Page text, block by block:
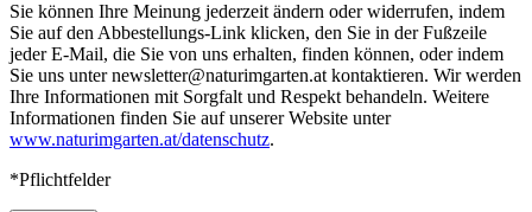
Sie können Ihre Meinung jederzeit ändern oder widerrufen, indem
Sie auf den Abbestellungs-Link klicken, den Sie in der Fußzeile
jeder E-Mail, die Sie von uns erhalten, finden können, oder indem
Sie uns unter newsletter@naturimgarten.at kontaktieren. Wir werden
Ihre Informationen mit Sorgfalt und Respekt behandeln. Weitere
Informationen finden Sie auf unserer Website unter
www.naturimgarten.at/datenschutz.
*Pflichtfelder